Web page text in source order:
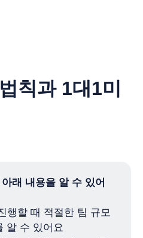
칙과 1대1미
래 내용을 알 수 있어
행할 때 적절한 팀 규모
알 수 있어요